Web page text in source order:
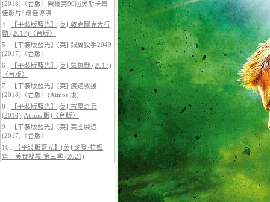
5.【平裝版藍光】[英] 阿凡達：水
之道 (2022)〈台版〉
(2018)〈台版〉榮獲第90屆奧斯卡最
佳影片/ 最佳導演
4 .
【平裝版藍光】[英] 敦克爾克大行
動 (2017)〈台版〉
5 .
【平裝版藍光】[英] 銀翼殺手2049
(2017)〈台版〉
6 .
【平裝版藍光】[英] 氣象戰 (2017)
〈台版〉
7 .
【平裝版藍光】[英] 疾速救援
(2018)〈台版〉(Atmos 版)
8 .
【平裝版藍光】[英] 古墓奇兵
(2018)(Atmos 版)〈台版〉
9 .
【平裝版藍光】[英] 美國製造
(2017)〈台版〉
10 .
【平裝版藍光】[英] 戈登·拉姆
齊：美食祕境 第三季 (2021)